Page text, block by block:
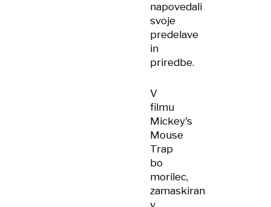
napovedali
svoje
predelave
in
priredbe.
V
filmu
Mickey's
Mouse
Trap
bo
morilec,
zamaskiran